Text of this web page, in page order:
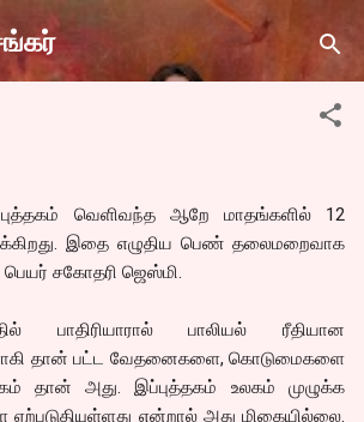
Skip to main content
வெளிவந்த ஆறே மாதங்களில் 12
இதை எழுதிய பெண் தலைமறைவாக
சகோதரி ஜெஸ்மி.
பாதிரியாரால் பாலியல் ரீதியான
தான் பட்ட வேதனைகளை, கொடுமைகளை
தான் அது. இப்புத்தகம் உலகம் முழுக்க
என்றால் அது மிகையில்லை.